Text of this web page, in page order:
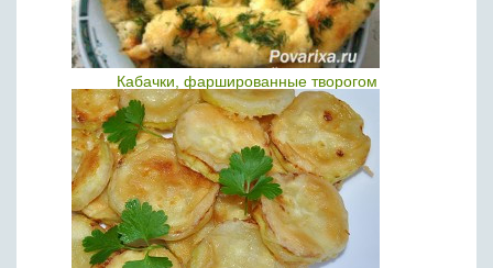
Кабачки, фаршированные творогом